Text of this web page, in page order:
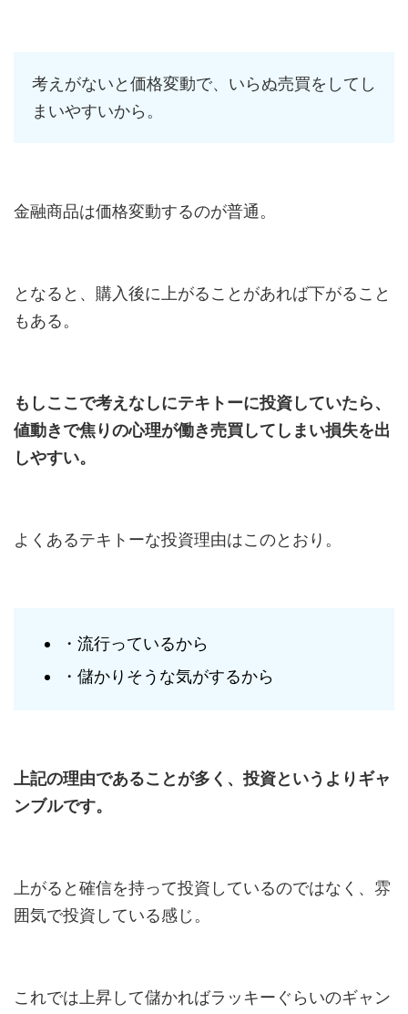
考えがないと価格変動で、いらぬ売買をしてし
まいやすいから。
金融商品は価格変動するのが普通。
となると、購入後に上がることがあれば下がること
もある。
もしここで考えなしにテキトーに投資していたら、
値動きで焦りの心理が働き売買してしまい損失を出
しやすい。
よくあるテキトーな投資理由はこのとおり。
・流行っているから
・儲かりそうな気がするから
上記の理由であることが多く、投資というよりギャ
ンブルです。
上がると確信を持って投資しているのではなく、雰
囲気で投資している感じ。
これでは上昇して儲かればラッキーぐらいのギャン